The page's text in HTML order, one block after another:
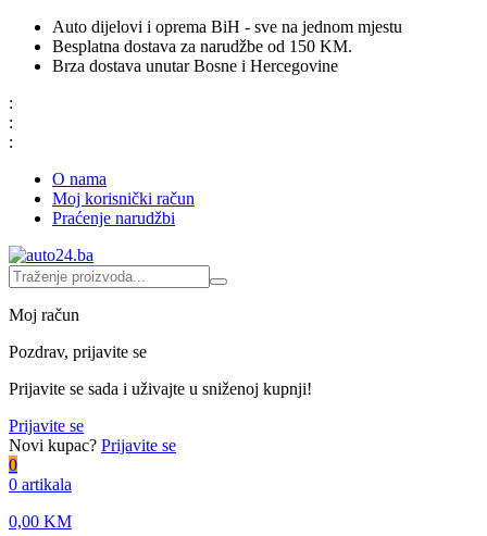
Auto dijelovi i oprema BiH - sve na jednom mjestu
Besplatna dostava za narudžbe od 150 KM.
Brza dostava unutar Bosne i Hercegovine
:
:
:
O nama
Moj korisnički račun
Praćenje narudžbi
Moj račun
Pozdrav, prijavite se
Prijavite se sada i uživajte u sniženoj kupnji!
Prijavite se
Novi kupac? Prijavite se
0
0 artikala
0,00 KM